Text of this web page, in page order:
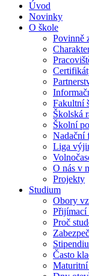
Úvod
Novinky
O škole
Povinně
Fakultní
Školská
Školní
Nadační
Liga
O nás v
Projekty
Studium
Obory
Přijímací
Proč
Často
Maturitní